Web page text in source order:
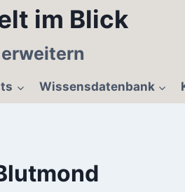
im Blick
Wissensdatenbank